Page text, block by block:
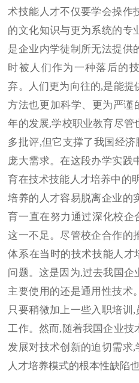
术技能人才不仅要学会操作
的文化知识与更为系统的专
是企业内学徒制所无法提供
时被人们作为一种落后的
弃。人们更为向往的,是能提
方法也更加科学、更为严谨
年的发展,学校职业教育尽
多批评,但它支撑了我国经
庞大需求。在这段办学实践
育在技术技能人才培养中的
培养的人才容易脱离企业的
育一直在努力通过深化校
这一不足。尽管校企合作的
体系在当时的技术技能人才
问题。这是因为,过去我国
主要使用的还是通用性技术
只要稍微加上一些入职培训
工作。然而,随着我国企业技
发展对技术创新的迫切需求
人才培养模式的根本性缺陷